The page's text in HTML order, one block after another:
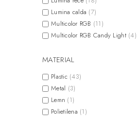
Lumina calda (7)
Multicolor RGB (11)
Multicolor RGB Candy Light (4)
MATERIAL
Plastic (43)
Metal (3)
Lemn (1)
Polietilena (1)